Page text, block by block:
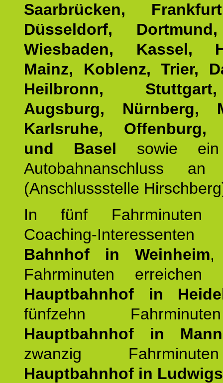
Saarbrücken,
Düsseldorf,
Wiesbaden, Kassel,
Mainz, Koblenz, Trier,
Heilbronn,
Augsburg, Nürnberg,
Karlsruhe, Offenburg,
und Basel sowie ein
Autobahnanschluss
(Anschlussstelle
In fünf Fahrminuten
Coaching-
Bahnhof in Weinheim,
Fahrminuten
Hauptbahnhof in
fünfzehn
Hauptbahnhof in
zwanzig
Hauptbahnhof in